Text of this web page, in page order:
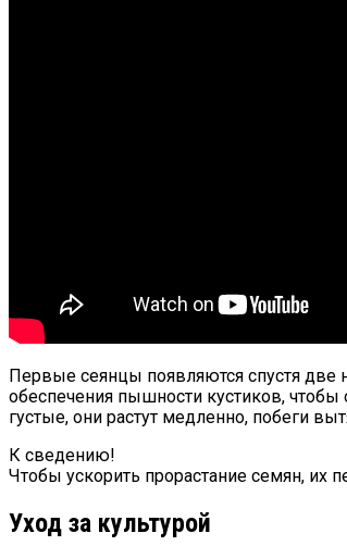
Первые сеянцы появляются спустя две
обеспечения пышности кустиков,
густые, они растут медленно, побеги
К сведению!
Чтобы ускорить прорастание семян, их
Уход за культурой